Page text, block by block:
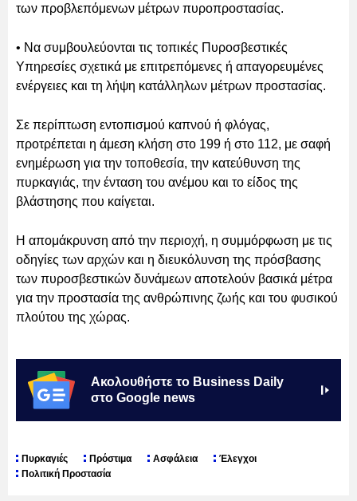
των προβλεπόμενων μέτρων πυροπροστασίας.
• Να συμβουλεύονται τις τοπικές Πυροσβεστικές
Υπηρεσίες σχετικά με επιτρεπόμενες ή απαγορευμένες
ενέργειες και τη λήψη κατάλληλων μέτρων προστασίας.
Σε περίπτωση εντοπισμού καπνού ή φλόγας,
προτρέπεται η άμεση κλήση στο 199 ή στο 112, με σαφή
ενημέρωση για την τοποθεσία, την κατεύθυνση της
πυρκαγιάς, την ένταση του ανέμου και το είδος της
βλάστησης που καίγεται.
Η απομάκρυνση από την περιοχή, η συμμόρφωση με τις
οδηγίες των αρχών και η διευκόλυνση της πρόσβασης
των πυροσβεστικών δυνάμεων αποτελούν βασικά μέτρα
για την προστασία της ανθρώπινης ζωής και του φυσικού
πλούτου της χώρας.
Ακολουθήστε το Business Daily
στο Google news
Πυρκαγιές Πρόστιμα Ασφάλεια
Έλεγχοι
Πολιτική Προστασία